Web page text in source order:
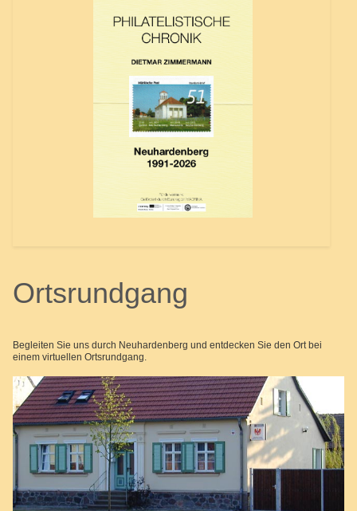
Ortsrundgang
Begleiten Sie uns durch Neuhardenberg und entdecken Sie den Ort bei
einem virtuellen Ortsrundgang.